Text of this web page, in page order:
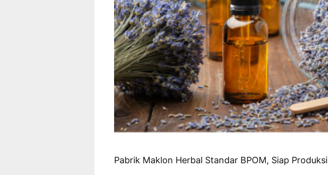
Pabrik Maklon Herbal Standar BPOM, Siap Produksi